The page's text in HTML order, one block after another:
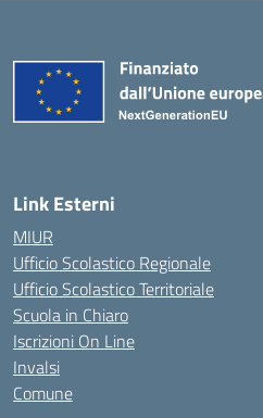
Link Esterni
MIUR
Ufficio Scolastico Regionale
Ufficio Scolastico Territoriale
Scuola in Chiaro
Iscrizioni On Line
Invalsi
Comune